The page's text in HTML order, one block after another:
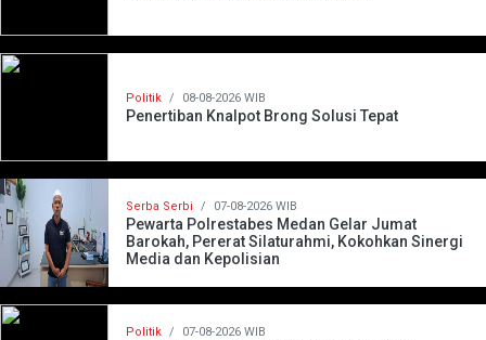
Politik / 08-08-2026 WIB
Penertiban Knalpot Brong Solusi Tepat
Serba Serbi / 07-08-2026 WIB
Pewarta Polrestabes Medan Gelar Jumat
Barokah, Pererat Silaturahmi, Kokohkan Sinergi
Media dan Kepolisian
Politik / 07-08-2026 WIB